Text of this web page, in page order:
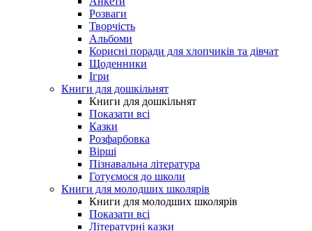
Розваги
Творчість
Альбоми
Корисні поради для хлопчиків та дівчат
Щоденники
Ігри
Книги для дошкільнят
Книги для дошкільнят
Показати всі
Казки
Розфарбовка
Вірші
Пізнавальна література
Готуємося до школи
Книги для молодших школярів
Книги для молодших школярів
Показати всі
Літературні казки